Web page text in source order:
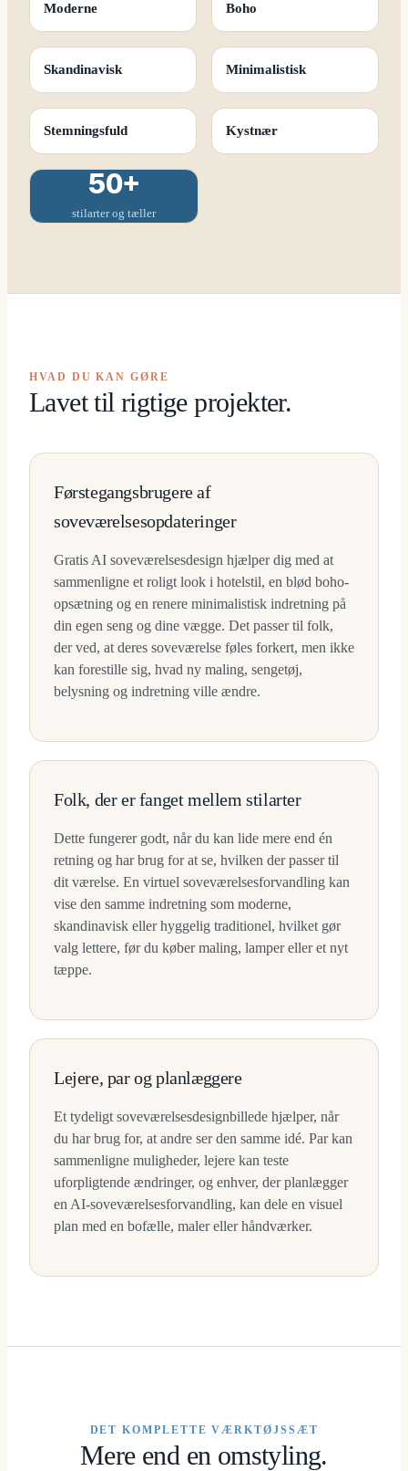
Moderne Boho
Skandinavisk Minimalistisk
Stemningsfuld Kystnær
50+
stilarter og tæller
HVAD DU KAN GØRE
Lavet til rigtige projekter.
Førstegangsbrugere af
soveværelsesopdateringer
Gratis AI soveværelsesdesign hjælper dig med at
sammenligne et roligt look i hotelstil, en blød boho-
opsætning og en renere minimalistisk indretning på
din egen seng og dine vægge. Det passer til folk,
der ved, at deres soveværelse føles forkert, men ikke
kan forestille sig, hvad ny maling, sengetøj,
belysning og indretning ville ændre.
Folk, der er fanget mellem stilarter
Dette fungerer godt, når du kan lide mere end én
retning og har brug for at se, hvilken der passer til
dit værelse. En virtuel soveværelsesforvandling kan
vise den samme indretning som moderne,
skandinavisk eller hyggelig traditionel, hvilket gør
valg lettere, før du køber maling, lamper eller et nyt
tæppe.
Lejere, par og planlæggere
Et tydeligt soveværelsesdesignbillede hjælper, når
du har brug for, at andre ser den samme idé. Par kan
sammenligne muligheder, lejere kan teste
uforpligtende ændringer, og enhver, der planlægger
en AI-soveværelsesforvandling, kan dele en visuel
plan med en bofælle, maler eller håndværker.
DET KOMPLETTE VÆRKTØJSSÆT
Mere end en omstyling.